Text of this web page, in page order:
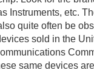
Instruments, etc.
quite often be
sold in the
same devices